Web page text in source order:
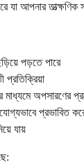
যা আপনার
পড়তে পারে
প্রতিক্রিয়া
মাধ্যমে অপসারণের
প্রভাবিত
যায়